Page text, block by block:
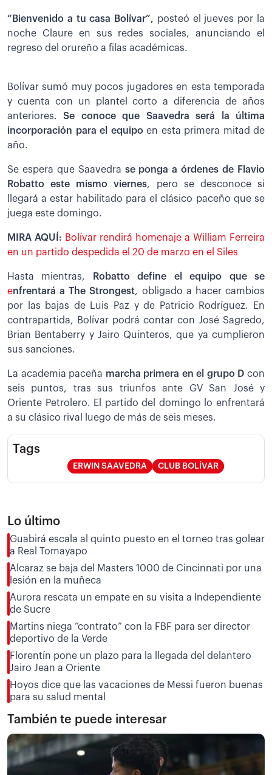
“Bienvenido a tu casa Bolívar”, posteó el jueves por la
noche Claure en sus redes sociales, anunciando el
regreso del orureño a filas académicas.
Bolívar sumó muy pocos jugadores en esta temporada
y cuenta con un plantel corto a diferencia de años
anteriores.
Se conoce que Saavedra será la última
incorporación para el equipoen esta primera mitad de
año.
Se espera que Saavedra se ponga a órdenes de Flavio
Robatto este mismo viernes, pero se desconoce si
llegará a estar habilitado para el clásico paceño que se
juega este domingo.
MIRA AQUÍ: Bolívar rendirá homenaje a William Ferreira
en un partido despedida el 20 de marzo en el Siles
Hasta mientras,
Robatto define el equipo que se
enfrentará a The Strongest, obligado a hacer cambios
por las bajas de Luis Paz y de Patricio Rodríguez. En
contrapartida, Bolívar podrá contar con José Sagredo,
Brian Bentaberry y Jairo Quinteros, que ya cumplieron
sus sanciones.
La academia paceña marcha primera en el grupo Dcon
seis puntos, tras sus triunfos ante GV San José y
Oriente Petrolero. El partido del domingo lo enfrentará
a su clásico rival luego de más de seis meses.
Tags
ERWIN SAAVEDRA CLUB BOLÍVAR
Lo último
Guabirá escala al quinto puesto en el torneo tras golear
a Real Tomayapo
Alcaraz se baja del Masters 1000 de Cincinnati por una
lesión en la muñeca
Aurora rescata un empate en su visita a Independiente
de Sucre
Martins niega “contrato” con la FBF para ser director
deportivo de la Verde
Florentín pone un plazo para la llegada del delantero
Jairo Jean a Oriente
Hoyos dice que las vacaciones de Messi fueron buenas
para su salud mental
También te puede interesar